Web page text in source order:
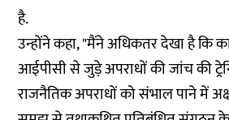
है.
उन्होंने कहा, "मैंने अधिकतर देखा है कि
आईपीसी से जुड़े अपराधों की जांच की
राजनैतिक अपराधों को संभाल पाने में